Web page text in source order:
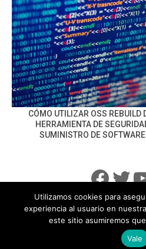
CÓMO UTILIZAR OSS REBUILD
HERRAMIENTA DE
SUMINISTRO DE
info@noticiasseguridad.com
Utilizamos cookies para
experiencia al usuario en
este sitio asumiremos
Vale